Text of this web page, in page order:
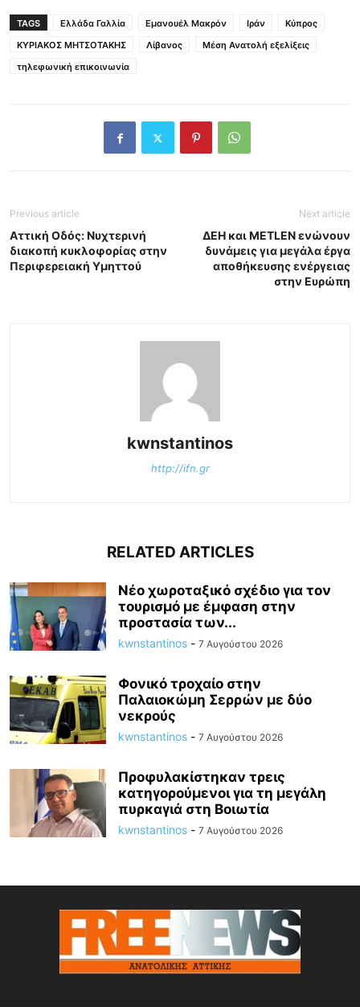
TAGS Ελλάδα Γαλλία Εμανουέλ Μακρόν Ιράν
Κύπρος
ΚΥΡΙΑΚΟΣ ΜΗΤΣΟΤΑΚΗΣ
Λίβανος
Μέση Ανατολή εξελίξεις
τηλεφωνική επικοινωνία
Previous article
Αττική Οδός: Νυχτερινή
διακοπή κυκλοφορίας στην
Περιφερειακή Υμηττού
Next article
ΔΕΗ και METLEN ενώνουν
δυνάμεις για μεγάλα έργα
αποθήκευσης ενέργειας
στην Ευρώπη
kwnstantinos
http://ifn.gr
RELATED ARTICLES
Νέο χωροταξικό σχέδιο για τον
τουρισμό με έμφαση στην
προστασία των...
kwnstantinos - 7 Αυγούστου 2026
Φονικό τροχαίο στην
Παλαιοκώμη Σερρών με δύο
νεκρούς
kwnstantinos - 7 Αυγούστου 2026
Προφυλακίστηκαν τρεις
κατηγορούμενοι για τη μεγάλη
πυρκαγιά στη Βοιωτία
kwnstantinos - 7 Αυγούστου 2026